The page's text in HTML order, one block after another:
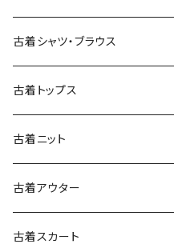
古着長袖ワンピース
古着半袖ワンピース
古着ノースリーブワンピース
古着キャミソールワンピース
古着ベアトップワンピース
古着シャツ・ブラウス
古着長袖シャツ・ブラウス
古着半袖シャツ・ブラウス
古着ノースリーブシャツ・ブラウス
古着トップス
古着スウェット&パーカー
古着スウェット
古着パーカー
古着プルオーバー
古着長袖プルオーバー
古着Ｔシャツ
古着ニット
古着セーター
古着カーディガン
古着アウター
古着ライトジャケット
古着スカート